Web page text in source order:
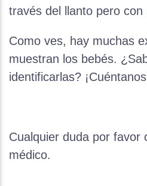
través del llanto pero con
Como ves, hay muchas
muestran los bebés.
identificarlas?
Cualquier duda por favor
médico.